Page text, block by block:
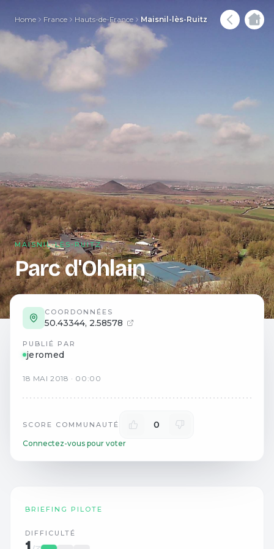
Home France Hauts-de-France Maisnil-lès-Ruitz
MAISNIL-LÈS-RUITZ
Parc d'Ohlain
COORDONNÉES
50.43344, 2.58578
PUBLIÉ PAR
jeromed
18 MAI 2018 · 00:00
SCORE COMMUNAUTÉ 0
Connectez-vous pour voter
BRIEFING PILOTE
DIFFICULTÉ